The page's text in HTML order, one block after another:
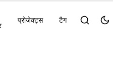
प्रोजेक्ट्स टैग